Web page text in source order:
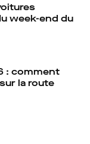
week-end du
: comment
la route